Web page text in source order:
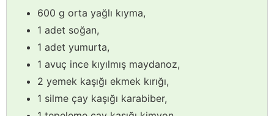
600 g orta yağlı kıyma,
1 adet soğan,
1 adet yumurta,
1 avuç ince kıyılmış maydanoz,
2 yemek kaşığı ekmek kırığı,
1 silme çay kaşığı karabiber,